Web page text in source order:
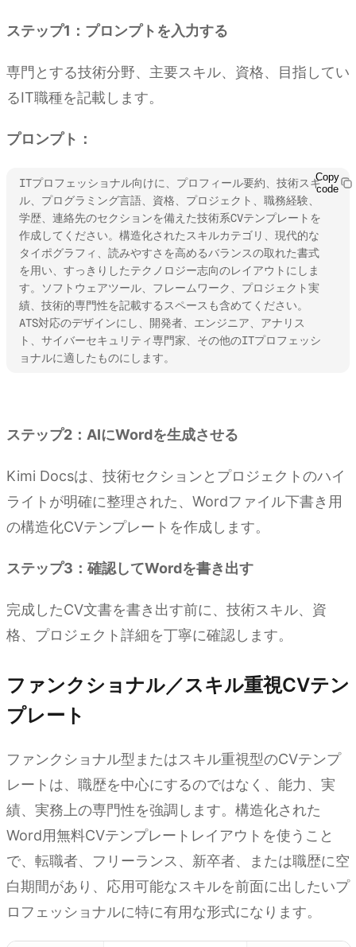
ステップ1：プロンプトを入力する
専門とする技術分野、主要スキル、資格、目指してい
るIT職種を記載します。
プロンプト：
ITプロフェッショナル向けに、プロフィール要約、技術スキ
ル、プログラミング言語、資格、プロジェクト、職務経験、
学歴、連絡先のセクションを備えた技術系CVテンプレートを
作成してください。構造化されたスキルカテゴリ、現代的な
タイポグラフィ、読みやすさを高めるバランスの取れた書式
を用い、すっきりしたテクノロジー志向のレイアウトにしま
す。ソフトウェアツール、フレームワーク、プロジェクト実
績、技術的専門性を記載するスペースも含めてください。
ATS対応のデザインにし、開発者、エンジニア、アナリス
ト、サイバーセキュリティ専門家、その他のITプロフェッシ
ョナルに適したものにします。
Copy
code
ステップ2：AIにWordを生成させる
Kimi Docsは、技術セクションとプロジェクトのハイ
ライトが明確に整理された、Wordファイル下書き用
の構造化CVテンプレートを作成します。
ステップ3：確認してWordを書き出す
完成したCV文書を書き出す前に、技術スキル、資
格、プロジェクト詳細を丁寧に確認します。
ファンクショナル／スキル重視CVテン
プレート
ファンクショナル型またはスキル重視型のCVテンプ
レートは、職歴を中心にするのではなく、能力、実
績、実務上の専門性を強調します。構造化された
Word用無料CVテンプレートレイアウトを使うこと
で、転職者、フリーランス、新卒者、または職歴に空
白期間があり、応用可能なスキルを前面に出したいプ
ロフェッショナルに特に有用な形式になります。